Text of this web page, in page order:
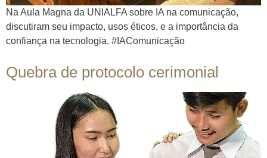
Na Aula Magna da UNIALFA sobre IA na comunicação,
discutiram seu impacto, usos éticos, e a importância da
confiança na tecnologia. #IAComunicação
Quebra de protocolo cerimonial